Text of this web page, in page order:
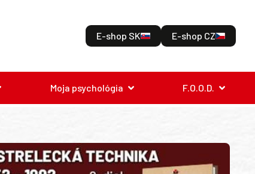
E-shop SK E-shop CZ
Moja psychológia F.O.O.D.